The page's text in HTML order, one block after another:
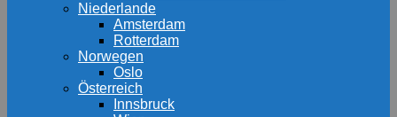
Niederlande
Amsterdam
Rotterdam
Norwegen
Oslo
Österreich
Innsbruck